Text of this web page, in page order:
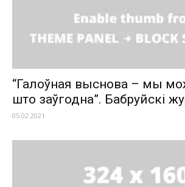
“Галоўная выснова – мы
што заўгодна”. Бабруйскі
05.02.2021